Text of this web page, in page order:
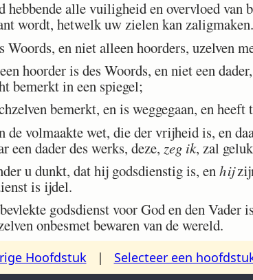
hebbende alle vuiligheid en overvloed van
wordt, hetwelk uw zielen kan zaligmaken.
Woords, en niet alleen hoorders, uzelven
hoorder is des Woords, en niet een
bemerkt in een spiegel;
bemerkt, en is weggegaan, en heeft
de volmaakte wet, die der vrijheid is, en
een dader des werks, deze, zeg ik, zal
u dunkt, dat hij godsdienstig is, enhij
is ijdel.
godsdienst voor God en den Vader
onbesmet bewaren van de wereld.
Hoofdstuk | Selecteer een